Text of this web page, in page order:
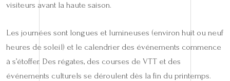
visiteurs avant la haute saison.
Les journées sont longues et lumineuses (environ huit ou neuf
heures de soleil) et le calendrier des événements commence
à s’étoffer. Des régates, des courses de VTT et des
événements culturels se déroulent dès la fin du printemps.